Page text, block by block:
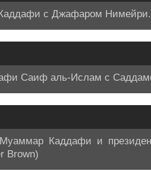
с Джафаром Нимейри.
Саиф аль-Ислам с
Каддафи и
Brown)